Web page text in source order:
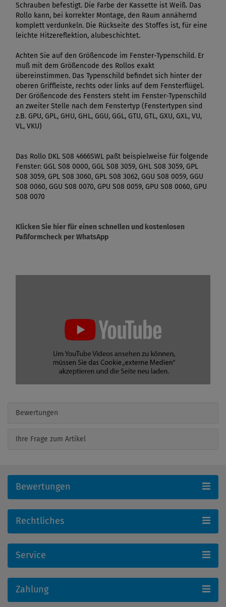
Schrauben befestigt. Die Farbe der Kassette ist Weiß. Das
Rollo kann, bei korrekter Montage, den Raum annähernd
komplett verdunkeln. Die Rückseite des Stoffes ist, für eine
leichte Hitzereflektion, alubeschichtet.
Achten Sie auf den Größencode im Fenster-Typenschild. Er
muß mit dem Größencode des Rollos exakt
übereinstimmen. Das Typenschild befindet sich hinter der
oberen Griffleiste, rechts oder links auf dem Fensterflügel.
Der Größencode des Fensters steht im Fenster-Typenschild
an zweiter Stelle nach dem Fenstertyp (Fenstertypen sind
z.B. GPU, GPL, GHU, GHL, GGU, GGL, GTU, GTL, GXU, GXL, VU,
VL, VKU)
Das Rollo DKL S08 4666SWL paßt beispielweise für folgende
Fenster: GGL S08 0000, GGL S08 3059, GHL S08 3059, GPL
S08 3059, GPL S08 3060, GPL S08 3062, GGU S08 0059, GGU
S08 0060, GGU S08 0070, GPU S08 0059, GPU S08 0060, GPU
S08 0070
Klicken Sie hier für einen schnellen und kostenlosen
Paßformcheck per WhatsApp
Bewertungen
Ihre Frage zum Artikel
Bewertungen
Rechtliches
Service
Zahlung